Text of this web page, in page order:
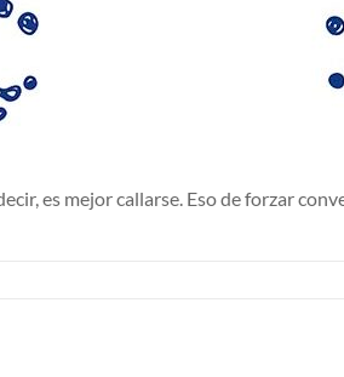
es mejor callarse. Eso de forzar